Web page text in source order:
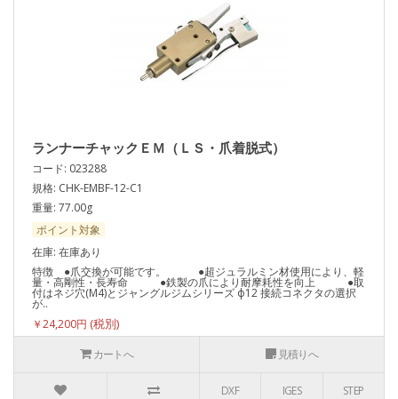
ランナーチャックＥＭ（ＬＳ・爪着脱式）
コード: 023288
規格: CHK-EMBF-12-C1
重量: 77.00g
ポイント対象
在庫: 在庫あり
特徴 ●爪交換が可能です。 ●超ジュラルミン材使用により、軽
量・高剛性・長寿命 ●鉄製の爪により耐摩耗性を向上 ●取
付はネジ穴(M4)とジャングルジムシリーズ ф12 接続コネクタの選択
が..
￥24,200円
カートへ
見積りへ
DXF IGES STEP